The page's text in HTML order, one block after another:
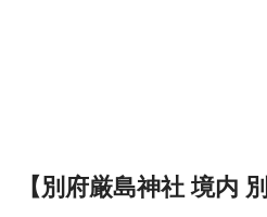
【別府厳島神社 境内